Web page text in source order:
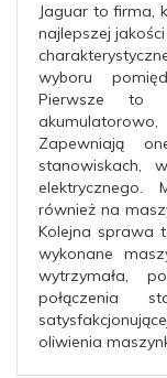
Jaguar to firma,
najlepszej
wyboru
Pierwsze to
Zapewniają
stanowiskach,
elektrycznego.
również na
Kolejna sprawa
wykonane
wytrzymała,
połączenia
oliwienia